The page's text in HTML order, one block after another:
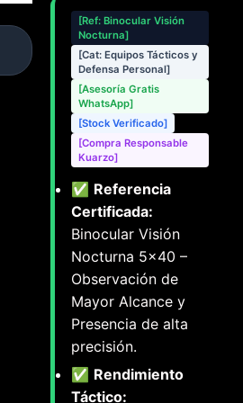
[Ref: Binocular Visión
Nocturna]
[Cat: Equipos Tácticos y
Defensa Personal]
[Asesoría Gratis
WhatsApp]
[Stock Verificado]
[Compra Responsable
Kuarzo]
✅ Referencia
Certificada:
Binocular Visión
Nocturna 5×40 –
Observación de
Mayor Alcance y
Presencia de alta
precisión.
✅ Rendimiento
Táctico: